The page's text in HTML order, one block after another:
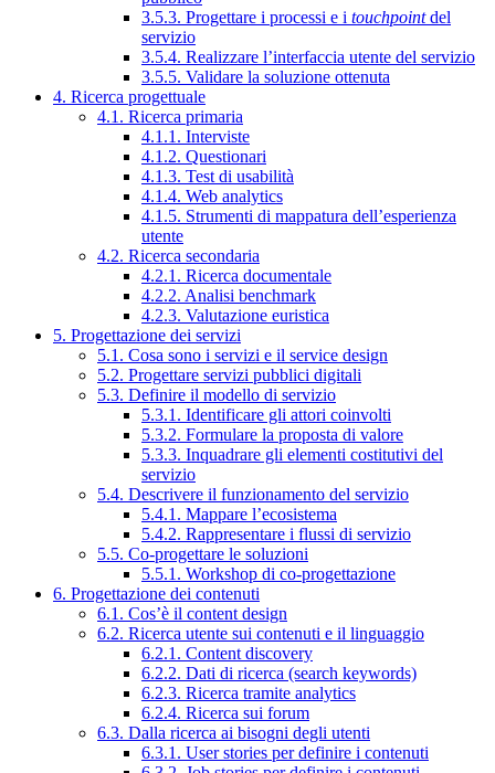
3.5.3. Progettare i processi e i touchpointdel
servizio
3.5.4. Realizzare l’interfaccia utente del servizio
3.5.5. Validare la soluzione ottenuta
4. Ricerca progettuale
4.1. Ricerca primaria
4.1.1. Interviste
4.1.2. Questionari
4.1.3. Test di usabilità
4.1.4. Web analytics
4.1.5. Strumenti di mappatura dell’esperienza
utente
4.2. Ricerca secondaria
4.2.1. Ricerca documentale
4.2.2. Analisi benchmark
4.2.3. Valutazione euristica
5. Progettazione dei servizi
5.1. Cosa sono i servizi e il service design
5.2. Progettare servizi pubblici digitali
5.3. Definire il modello di servizio
5.3.1. Identificare gli attori coinvolti
5.3.2. Formulare la proposta di valore
5.3.3. Inquadrare gli elementi costitutivi del
servizio
5.4. Descrivere il funzionamento del servizio
5.4.1. Mappare l’ecosistema
5.4.2. Rappresentare i flussi di servizio
5.5. Co-progettare le soluzioni
5.5.1. Workshop di co-progettazione
6. Progettazione dei contenuti
6.1. Cos’è il content design
6.2. Ricerca utente sui contenuti e il linguaggio
6.2.1. Content discovery
6.2.2. Dati di ricerca (search keywords)
6.2.3. Ricerca tramite analytics
6.2.4. Ricerca sui forum
6.3. Dalla ricerca ai bisogni degli utenti
6.3.1. User stories per definire i contenuti